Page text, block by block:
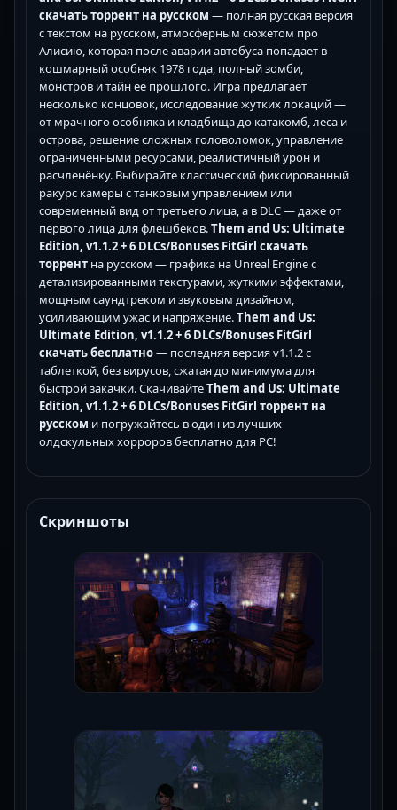
скачать торрент на русском — полная русская версия
с текстом на русском, атмосферным сюжетом про
Алисию, которая после аварии автобуса попадает в
кошмарный особняк 1978 года, полный зомби,
монстров и тайн её прошлого. Игра предлагает
несколько концовок, исследование жутких локаций —
от мрачного особняка и кладбища до катакомб, леса и
острова, решение сложных головоломок, управление
ограниченными ресурсами, реалистичный урон и
расчленёнку. Выбирайте классический фиксированный
ракурс камеры с танковым управлением или
современный вид от третьего лица, а в DLC — даже от
первого лица для флешбеков.Them and Us: Ultimate
Edition, v1.1.2 + 6 DLCs/Bonuses FitGirl скачать
торрент на русском — графика на Unreal Engine с
детализированными текстурами, жуткими эффектами,
мощным саундтреком и звуковым дизайном,
усиливающим ужас и напряжение.Them and Us:
Ultimate Edition, v1.1.2 + 6 DLCs/Bonuses FitGirl
скачать бесплатно— последняя версия v1.1.2 с
таблеткой, без вирусов, сжатая до минимума для
быстрой закачки. СкачивайтеThem and Us: Ultimate
Edition, v1.1.2 + 6 DLCs/Bonuses FitGirl торрент на
русском и погружайтесь в один из лучших
олдскульных хорроров бесплатно для PC!
Скриншоты